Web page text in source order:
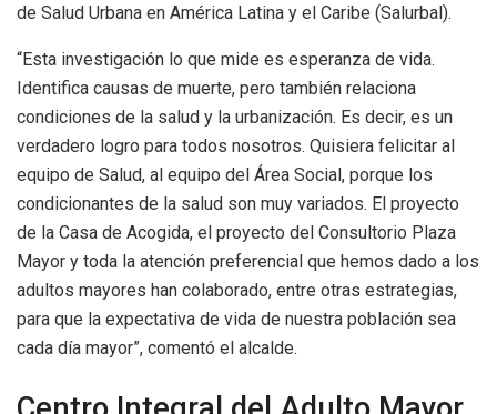
de Salud Urbana en América Latina y el Caribe (Salurbal).
“Esta investigación lo que mide es esperanza de vida.
Identifica causas de muerte, pero también relaciona
condiciones de la salud y la urbanización. Es decir, es un
verdadero logro para todos nosotros. Quisiera felicitar al
equipo de Salud, al equipo del Área Social, porque los
condicionantes de la salud son muy variados. El proyecto
de la Casa de Acogida, el proyecto del Consultorio Plaza
Mayor y toda la atención preferencial que hemos dado a los
adultos mayores han colaborado, entre otras estrategias,
para que la expectativa de vida de nuestra población sea
cada día mayor”, comentó el alcalde.